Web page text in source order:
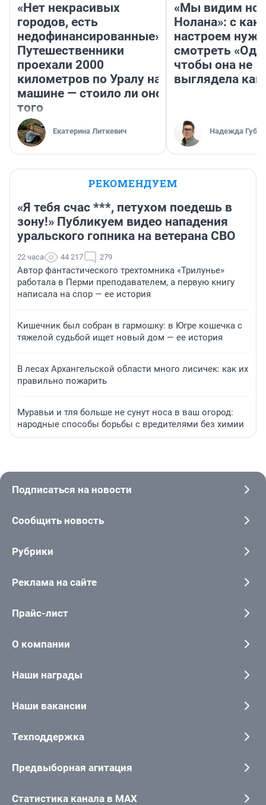
«Нет некрасивых
городов, есть
недофинансированные».
Путешественники
проехали 2000
километров по Уралу на
машине — стоило ли оно
того
Екатерина Литкевич
«Мы видим
Нолана»: с
настроем
смотреть
чтобы она не
выглядела как
Надежда
РЕКОМЕНДУЕМ
«Я тебя счас ***, петухом поедешь в
зону!» Публикуем видео нападения
уральского гопника на ветерана СВО
22 часа 44 217 279
Автор фантастического трехтомника «Трилунье»
работала в Перми преподавателем, а первую книгу
написала на спор — ее история
Кишечник был собран в гармошку: в Югре кошечка с
тяжелой судьбой ищет новый дом — ее история
В лесах Архангельской области много лисичек: как их
правильно пожарить
Муравьи и тля больше не сунут носа в ваш огород:
народные способы борьбы с вредителями без химии
Подписаться на новости
Сообщить новость
Рубрики
Реклама на сайте
Прайс-лист
О компании
Наши награды
Наши вакансии
Техподдержка
Предвыборная агитация
Статистика канала в MAX